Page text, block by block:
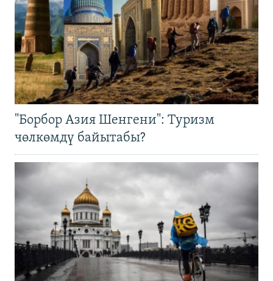
"Борбор Азия Шенгени": Туризм
чөлкөмдү байытабы?